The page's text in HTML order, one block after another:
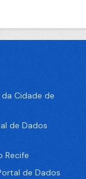
Cidade de
de Dados
Recife
de Dados